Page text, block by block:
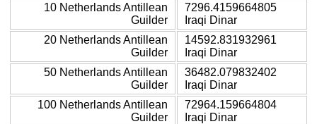
10 Netherlands Antillean
Guilder
7296.4159664805
Iraqi Dinar
20 Netherlands Antillean
Guilder
14592.831932961
Iraqi Dinar
50 Netherlands Antillean
Guilder
36482.079832402
Iraqi Dinar
100 Netherlands Antillean
Guilder
72964.159664804
Iraqi Dinar